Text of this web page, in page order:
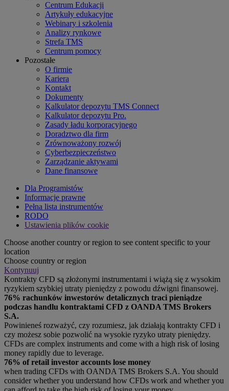
Centrum Edukacji
Artykuły edukacyjne
Webinary i szkolenia
Analizy rynkowe
Strefa TMS
Centrum pomocy
Pozostałe
O firmie
Kariera
Kontakt
Dokumenty
Kalkulator depozytu TMS Connect
Kalkulator depozytu Pro.
Zasady ładu korporacyjnego
Doradztwo dla firm
Zrównoważony rozwój
Cyberbezpieczeństwo
Zarządzanie aktywami
Dane finansowe
Dla Programistów
Informacje prawne
Pełna lista instrumentów
RODO
Ustawienia plików cookie
Choose another country or region to see content specific to your
location
Choose country or region
Kontynuuj
Kontrakty CFD są złożonymi instrumentami i wiążą się z wysokim
ryzykiem szybkiej utraty pieniędzy z powodu dźwigni finansowej.
76% rachunków inwestorów detalicznych traci pieniądze
podczas handlu kontraktami CFD z OANDA TMS Brokers
S.A.
Powinieneś rozważyć, czy rozumiesz, jak działają kontrakty CFD i
czy możesz sobie pozwolić na wysokie ryzyko utraty pieniędzy.
CFDs are complex instruments and come with a high risk of losing
money rapidly due to leverage.
76% of retail investor accounts lose money
when trading CFDs with OANDA TMS Brokers S.A. You should
consider whether you understand how CFDs work and whether you